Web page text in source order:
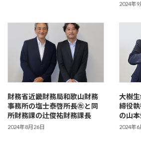
2024年9
財務省近畿財務局和歌山財務
事務所の塩士泰啓所長㊧と同
所財務課の辻俊祐財務課長
2024年8月26日
大樹
締役
の山
2024年6